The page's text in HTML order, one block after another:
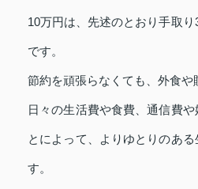
10万円は、先述のとおり手取
です。
節約を頑張らなくても、外食や
日々の生活費や食費、通信費
とによって、よりゆとりのあ
す。